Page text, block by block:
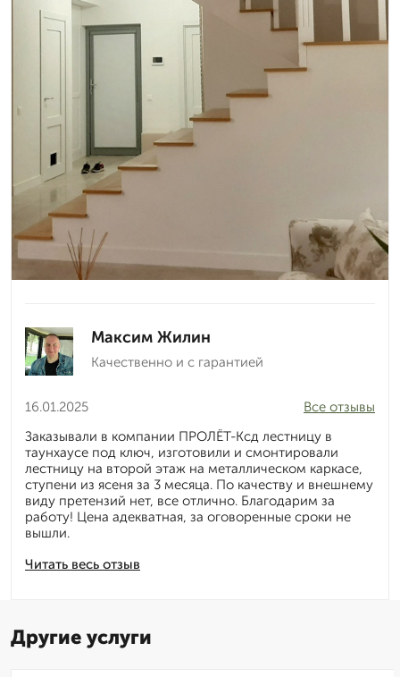
Максим Жилин
Качественно и с гарантией
16.01.2025
Читать весь отзыв
Все отзывы
Заказывали в компании ПРОЛЁТ-Ксд лестницу в
таунхаусе под ключ, изготовили и смонтировали
лестницу на второй этаж на металлическом каркасе,
ступени из ясеня за 3 месяца. По качеству и внешнему
виду претензий нет, все отлично. Благодарим за
работу! Цена адекватная, за оговоренные сроки не
вышли.
Другие услуги